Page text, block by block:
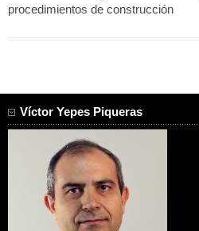
procedimientos de construcción
Víctor Yepes Piqueras